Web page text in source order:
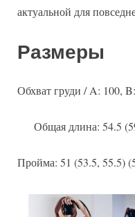
актуальной для
Размеры
Обхват груди / A: 100,
Общая длина: 54.5
Пройма: 51 (53.5, 55.5)